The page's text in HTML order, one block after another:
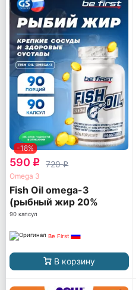
-18%
590 q 720q
Omega 3
Fish Oil omega-3
(рыбный жир 20%
ПНЖК)
90 капсул
Be First
В корзину